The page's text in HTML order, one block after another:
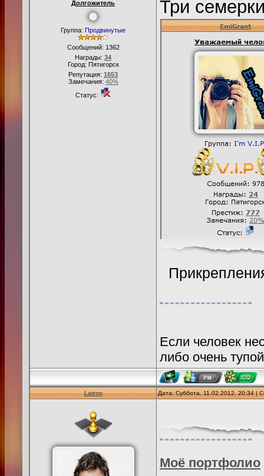
Долгожитель
Группа: Продвинутые
Сообщений: 1362
Награды: 34
Город: Пятигорск
Репутация: 1653
Замечания: 40%
Статус:
Три
Если человек
либо очень
Latron Дата: Суббота, 11.02.2012, 20:34 |
Моё портфолио